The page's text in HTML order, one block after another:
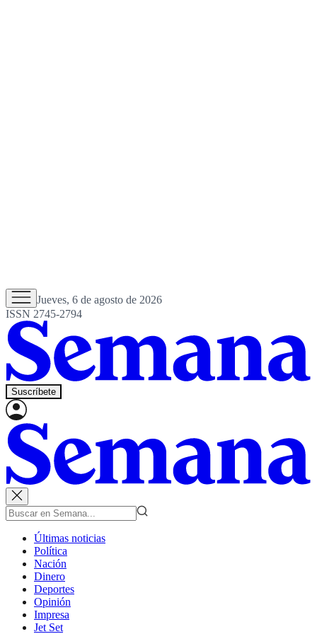
Jueves, 6 de agosto de 2026
ISSN 2745-2794
Suscríbete
Últimas noticias
Política
Nación
Dinero
Deportes
Opinión
Impresa
Jet Set